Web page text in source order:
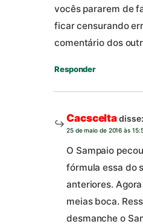
vocês pararem de
ficar censurando
comentário dos
Responder
Cacsceltadisse:
25 de maio de 2016 às
O Sampaio
fórmula essa do
anteriores.
meias boca.
desmanche o